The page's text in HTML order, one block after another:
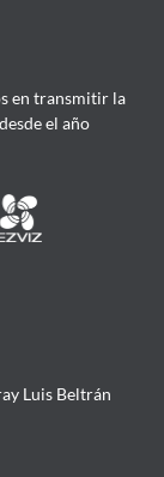
en transmitir la
el año
Luis Beltrán